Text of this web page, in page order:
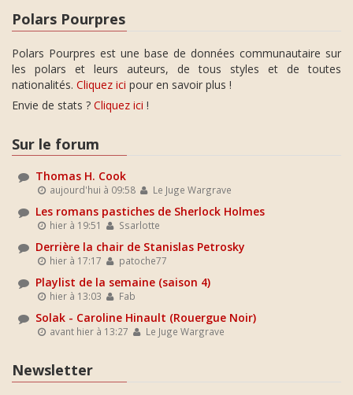
Polars Pourpres
Polars Pourpres est une base de données communautaire sur
les polars et leurs auteurs, de tous styles et de toutes
nationalités. Cliquez ici pour en savoir plus !
Envie de stats ? Cliquez ici !
Sur le forum
Thomas H. Cook
aujourd'hui à 09:58 Le Juge Wargrave
Les romans pastiches de Sherlock Holmes
hier à 19:51 Ssarlotte
Derrière la chair de Stanislas Petrosky
hier à 17:17 patoche77
Playlist de la semaine (saison 4)
hier à 13:03 Fab
Solak - Caroline Hinault (Rouergue Noir)
avant hier à 13:27 Le Juge Wargrave
Newsletter